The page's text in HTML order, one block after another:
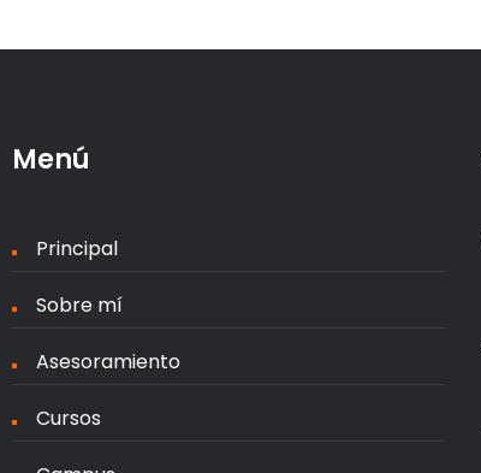
Menú
Principal
Sobre mí
Asesoramiento
Cursos